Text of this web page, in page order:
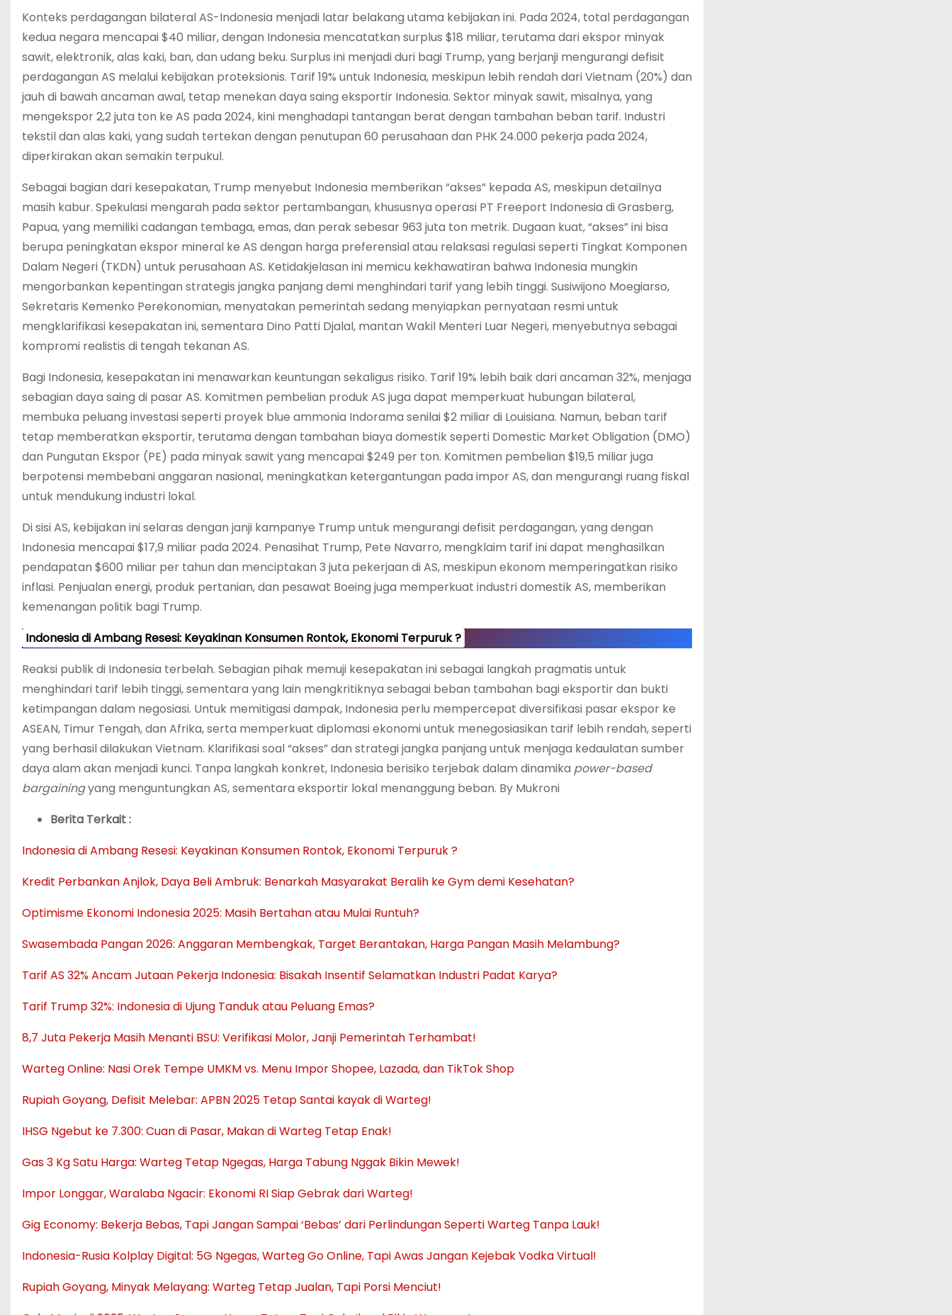
Konteks perdagangan bilateral AS-Indonesia menjadi latar belakang utama kebijakan ini. Pada 2024, total perdagangan
kedua negara mencapai $40 miliar, dengan Indonesia mencatatkan surplus $18 miliar, terutama dari ekspor minyak
sawit, elektronik, alas kaki, ban, dan udang beku. Surplus ini menjadi duri bagi Trump, yang berjanji mengurangi defisit
perdagangan AS melalui kebijakan proteksionis. Tarif 19% untuk Indonesia, meskipun lebih rendah dari Vietnam (20%) dan
jauh di bawah ancaman awal, tetap menekan daya saing eksportir Indonesia. Sektor minyak sawit, misalnya, yang
mengekspor 2,2 juta ton ke AS pada 2024, kini menghadapi tantangan berat dengan tambahan beban tarif. Industri
tekstil dan alas kaki, yang sudah tertekan dengan penutupan 60 perusahaan dan PHK 24.000 pekerja pada 2024,
diperkirakan akan semakin terpukul.
Sebagai bagian dari kesepakatan, Trump menyebut Indonesia memberikan “akses” kepada AS, meskipun detailnya
masih kabur. Spekulasi mengarah pada sektor pertambangan, khususnya operasi PT Freeport Indonesia di Grasberg,
Papua, yang memiliki cadangan tembaga, emas, dan perak sebesar 963 juta ton metrik. Dugaan kuat, “akses” ini bisa
berupa peningkatan ekspor mineral ke AS dengan harga preferensial atau relaksasi regulasi seperti Tingkat Komponen
Dalam Negeri (TKDN) untuk perusahaan AS. Ketidakjelasan ini memicu kekhawatiran bahwa Indonesia mungkin
mengorbankan kepentingan strategis jangka panjang demi menghindari tarif yang lebih tinggi. Susiwijono Moegiarso,
Sekretaris Kemenko Perekonomian, menyatakan pemerintah sedang menyiapkan pernyataan resmi untuk
mengklarifikasi kesepakatan ini, sementara Dino Patti Djalal, mantan Wakil Menteri Luar Negeri, menyebutnya sebagai
kompromi realistis di tengah tekanan AS.
Bagi Indonesia, kesepakatan ini menawarkan keuntungan sekaligus risiko. Tarif 19% lebih baik dari ancaman 32%, menjaga
sebagian daya saing di pasar AS. Komitmen pembelian produk AS juga dapat memperkuat hubungan bilateral,
membuka peluang investasi seperti proyek blue ammonia Indorama senilai $2 miliar di Louisiana. Namun, beban tarif
tetap memberatkan eksportir, terutama dengan tambahan biaya domestik seperti Domestic Market Obligation (DMO)
dan Pungutan Ekspor (PE) pada minyak sawit yang mencapai $249 per ton. Komitmen pembelian $19,5 miliar juga
berpotensi membebani anggaran nasional, meningkatkan ketergantungan pada impor AS, dan mengurangi ruang fiskal
untuk mendukung industri lokal.
Di sisi AS, kebijakan ini selaras dengan janji kampanye Trump untuk mengurangi defisit perdagangan, yang dengan
Indonesia mencapai $17,9 miliar pada 2024. Penasihat Trump, Pete Navarro, mengklaim tarif ini dapat menghasilkan
pendapatan $600 miliar per tahun dan menciptakan 3 juta pekerjaan di AS, meskipun ekonom memperingatkan risiko
inflasi. Penjualan energi, produk pertanian, dan pesawat Boeing juga memperkuat industri domestik AS, memberikan
kemenangan politik bagi Trump.
Indonesia di Ambang Resesi: Keyakinan Konsumen Rontok, Ekonomi Terpuruk ?
Reaksi publik di Indonesia terbelah. Sebagian pihak memuji kesepakatan ini sebagai langkah pragmatis untuk
menghindari tarif lebih tinggi, sementara yang lain mengkritiknya sebagai beban tambahan bagi eksportir dan bukti
ketimpangan dalam negosiasi. Untuk memitigasi dampak, Indonesia perlu mempercepat diversifikasi pasar ekspor ke
ASEAN, Timur Tengah, dan Afrika, serta memperkuat diplomasi ekonomi untuk menegosiasikan tarif lebih rendah, seperti
yang berhasil dilakukan Vietnam. Klarifikasi soal “akses” dan strategi jangka panjang untuk menjaga kedaulatan sumber
daya alam akan menjadi kunci. Tanpa langkah konkret, Indonesia berisiko terjebak dalam dinamika power-based
bargainingyang menguntungkan AS, sementara eksportir lokal menanggung beban. By Mukroni
Berita Terkait :
Indonesia di Ambang Resesi: Keyakinan Konsumen Rontok, Ekonomi Terpuruk ?
Kredit Perbankan Anjlok, Daya Beli Ambruk: Benarkah Masyarakat Beralih ke Gym demi Kesehatan?
Optimisme Ekonomi Indonesia 2025: Masih Bertahan atau Mulai Runtuh?
Swasembada Pangan 2026: Anggaran Membengkak, Target Berantakan, Harga Pangan Masih Melambung?
Tarif AS 32% Ancam Jutaan Pekerja Indonesia: Bisakah Insentif Selamatkan Industri Padat Karya?
Tarif Trump 32%: Indonesia di Ujung Tanduk atau Peluang Emas?
8,7 Juta Pekerja Masih Menanti BSU: Verifikasi Molor, Janji Pemerintah Terhambat!
Warteg Online: Nasi Orek Tempe UMKM vs. Menu Impor Shopee, Lazada, dan TikTok Shop
Rupiah Goyang, Defisit Melebar: APBN 2025 Tetap Santai kayak di Warteg!
IHSG Ngebut ke 7.300: Cuan di Pasar, Makan di Warteg Tetap Enak!
Gas 3 Kg Satu Harga: Warteg Tetap Ngegas, Harga Tabung Nggak Bikin Mewek!
Impor Longgar, Waralaba Ngacir: Ekonomi RI Siap Gebrak dari Warteg!
Gig Economy: Bekerja Bebas, Tapi Jangan Sampai ‘Bebas’ dari Perlindungan Seperti Warteg Tanpa Lauk!
Indonesia-Rusia Kolplay Digital: 5G Ngegas, Warteg Go Online, Tapi Awas Jangan Kejebak Vodka Virtual!
Rupiah Goyang, Minyak Melayang: Warteg Tetap Jualan, Tapi Porsi Menciut!